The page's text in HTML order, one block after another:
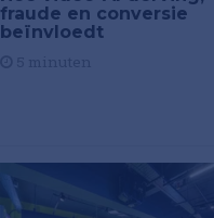
fraude en conversie
beïnvloedt